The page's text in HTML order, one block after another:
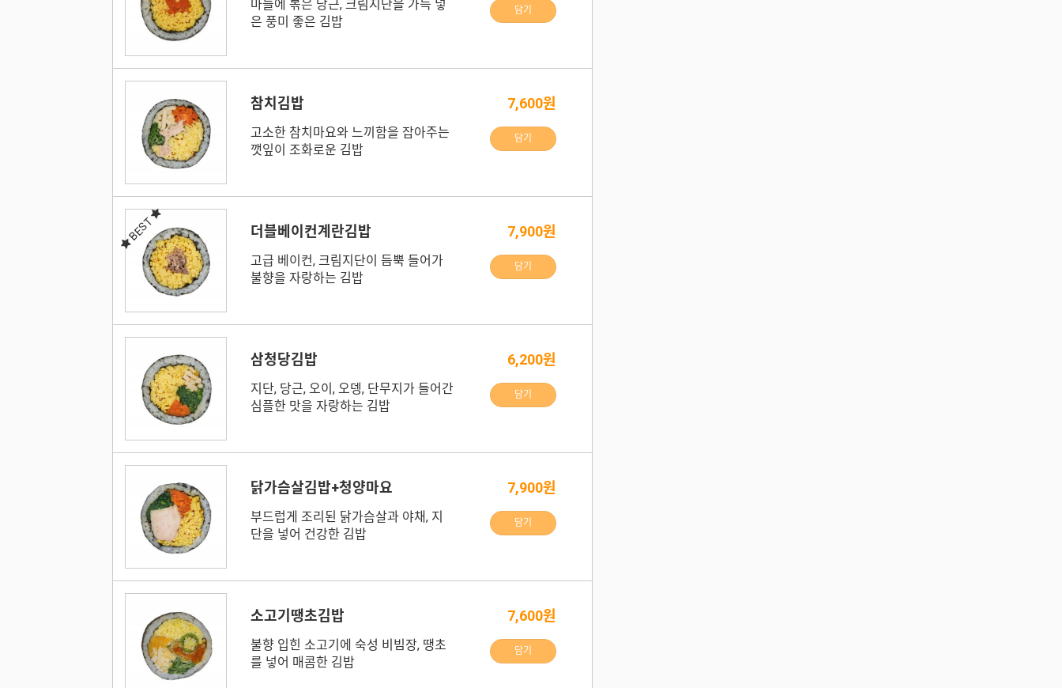
마늘에 볶은 당근, 크림지단을 가득 넣
은 풍미 좋은 김밥
담기
참치김밥
고소한 참치마요와 느끼함을 잡아주는
깻잎이 조화로운 김밥
7,600원
담기
BEST 더블베이컨계란김밥
고급 베이컨, 크림지단이 듬뿍 들어가
불향을 자랑하는 김밥
7,900원
담기
삼청당김밥
지단, 당근, 오이, 오뎅, 단무지가 들어간
심플한 맛을 자랑하는 김밥
6,200원
담기
닭가슴살김밥+청양마요
부드럽게 조리된 닭가슴살과 야채, 지
단을 넣어 건강한 김밥
7,900원
담기
소고기땡초김밥
불향 입힌 소고기에 숙성 비빔장, 땡초
를 넣어 매콤한 김밥
7,600원
담기